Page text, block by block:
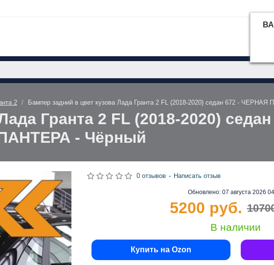
2 Бампер задний в цвет кузова Лада Гранта 2 FL (2018-2020) седан 672 -
Гранта 2 FL (2018-2020)
- Чёрный
Обновлено: 07 августа 2026
В наличии
0 отзывов - Написать отзыв
5200 руб.
Купить на Ozon